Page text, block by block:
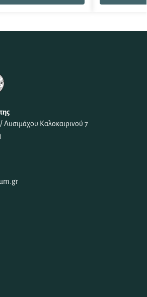
Λυσιμάχου Καλοκαιρινού 7